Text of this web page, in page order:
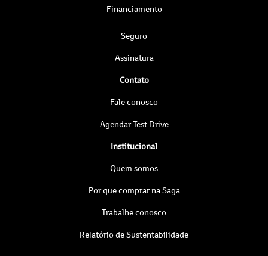
Financiamento
Seguro
Assinatura
Contato
Fale conosco
Agendar Test Drive
Institucional
Quem somos
Por que comprar na Saga
Trabalhe conosco
Relatório de Sustentabilidade